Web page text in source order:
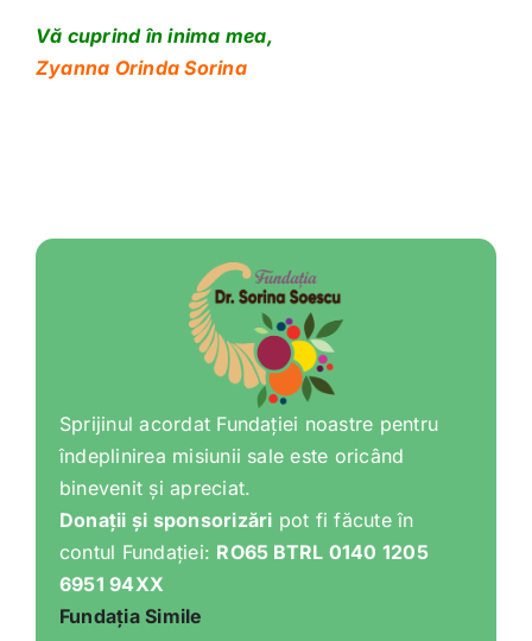
Vă cuprind în inima mea,
Zyanna Orinda Sorina
Sprijinul acordat Fundației noastre pentru
îndeplinirea misiunii sale este oricând
binevenit și apreciat.
Donații și sponsorizări pot fi făcute în
contul Fundației: RO65 BTRL 0140 1205
6951 94XX
Fundația Simile